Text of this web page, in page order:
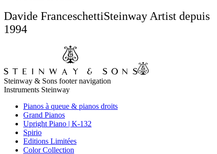
Davide FranceschettiSteinway Artist depuis
1994
Steinway & Sons footer navigation
Instruments Steinway
Pianos à queue & pianos droits
Grand Pianos
Upright Piano | K-132
Spirio
Editions Limitées
Color Collection